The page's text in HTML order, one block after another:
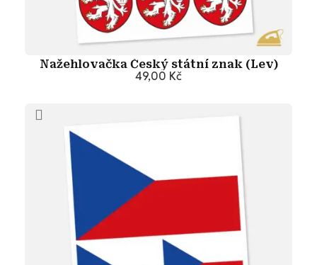
Nažehlovačka Český státní znak (Lev)
49,00 Kč
Přidat do košíku